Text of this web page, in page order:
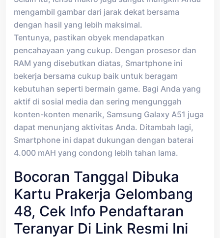
mengambil gambar dari jarak dekat bersama
dengan hasil yang lebih maksimal.
Tentunya, pastikan obyek mendapatkan
pencahayaan yang cukup. Dengan prosesor dan
RAM yang disebutkan diatas, Smartphone ini
bekerja bersama cukup baik untuk beragam
kebutuhan seperti bermain game. Bagi Anda yang
aktif di sosial media dan sering mengunggah
konten-konten menarik, Samsung Galaxy A51 juga
dapat menunjang aktivitas Anda. Ditambah lagi,
Smartphone ini dapat dukungan dengan baterai
4.000 mAH yang condong lebih tahan lama.
Bocoran Tanggal Dibuka
Kartu Prakerja Gelombang
48, Cek Info Pendaftaran
Teranyar Di Link Resmi Ini